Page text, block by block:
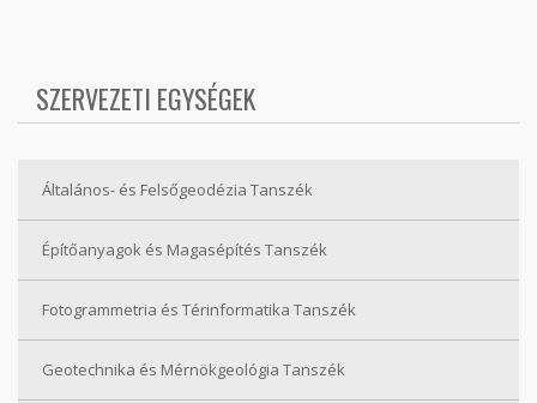
SZERVEZETI EGYSÉGEK
Általános- és Felsőgeodézia Tanszék
Építőanyagok és Magasépítés Tanszék
Fotogrammetria és Térinformatika Tanszék
Geotechnika és Mérnökgeológia Tanszék